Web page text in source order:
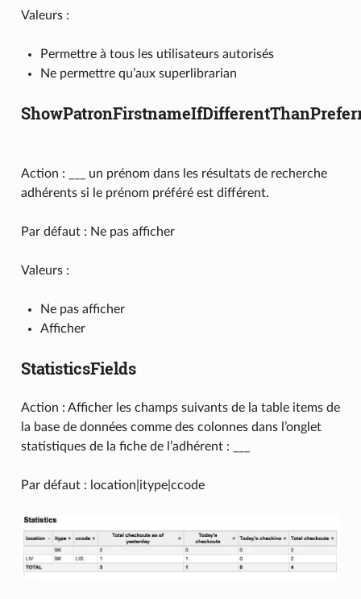
Valeurs :
Permettre à tous les utilisateurs autorisés
Ne permettre qu’aux superlibrarian
Action : ___ un prénom dans les résultats de recherche
adhérents si le prénom préféré est différent.
Par défaut : Ne pas afficher
Valeurs :
Ne pas afficher
Afficher
StatisticsFields
Action : Afficher les champs suivants de la table items de
la base de données comme des colonnes dans l’onglet
statistiques de la fiche de l’adhérent : ___
Par défaut : location|itype|ccode